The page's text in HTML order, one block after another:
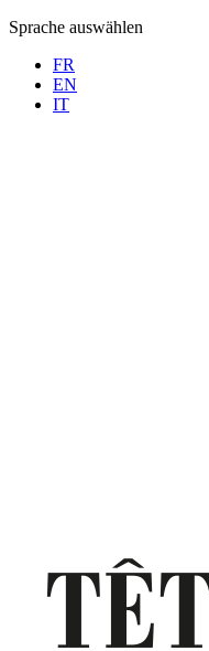
Sprache auswählen
FR
EN
IT